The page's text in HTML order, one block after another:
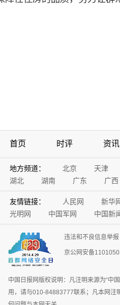
首页 时评 资讯
地方频道： 北京 天津
湖北
湖南 广东 广西
友情链接： 人民网 新华
光明网
中国军网 中国新
违法和不良信息举报
京公网安备
中国日报网版权说明：凡注明来源为“中
用，请与010-84883777联系；凡本网注